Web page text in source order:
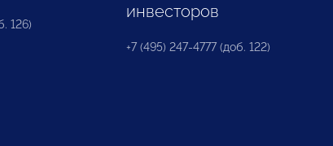
126)
инвесторов
+7 (495) 247-4777 (доб. 122)